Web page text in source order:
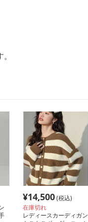
¥14,500(税込)
在庫切れ
レディースカーディガン